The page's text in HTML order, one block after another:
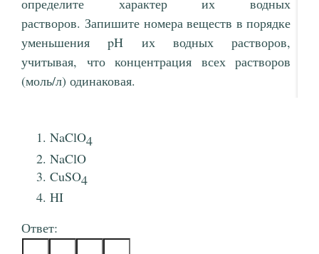
определите характер их водных
растворов. Запишите номера веществ в порядке
уменьшения pH их водных растворов,
учитывая, что концентрация всех растворов
(моль/л) одинаковая.
NaClO4
NaClO
CuSO4
HI
Ответ: